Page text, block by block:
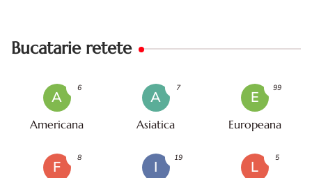
Bucatarie retete
A
Americana
6
A
Asiatica
7
E
Europeana
99
F
8
I
19
L
5